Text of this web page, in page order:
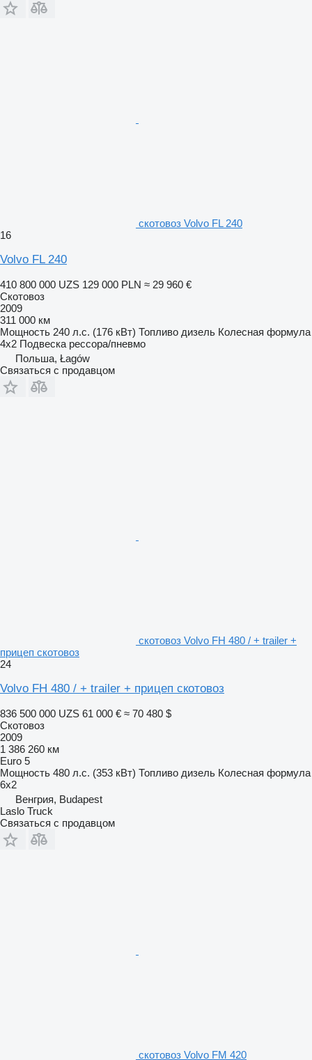
скотовоз Volvo FL 240
16
Volvo FL 240
410 800 000 UZS 129 000 PLN ≈ 29 960 €
Скотовоз
2009
311 000 км
Мощность 240 л.с. (176 кВт) Топливо дизель Колесная формула
4x2 Подвеска рессора/пневмо
Польша, Łagów
Связаться с продавцом
скотовоз Volvo FH 480 / + trailer +
прицеп скотовоз
24
Volvo FH 480 / + trailer + прицеп скотовоз
836 500 000 UZS 61 000 € ≈ 70 480 $
Скотовоз
2009
1 386 260 км
Euro 5
Мощность 480 л.с. (353 кВт) Топливо дизель Колесная формула
6x2
Венгрия, Budapest
Laslo Truck
Связаться с продавцом
скотовоз Volvo FM 420